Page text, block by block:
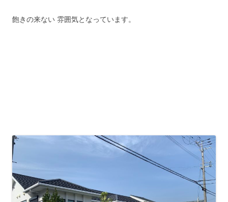
飽きの来ない 雰囲気となっています。